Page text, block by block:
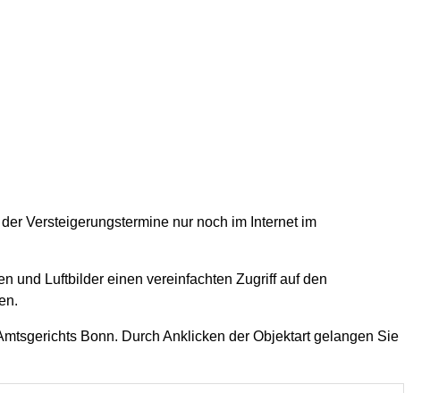
Versteigerungstermine nur noch im Internet im
und Luftbilder einen vereinfachten Zugriff auf den
Bonn. Durch Anklicken der Objektart gelangen Sie